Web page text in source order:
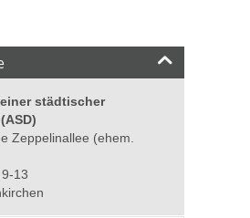
städtischer
Zeppelinallee (ehem.
13